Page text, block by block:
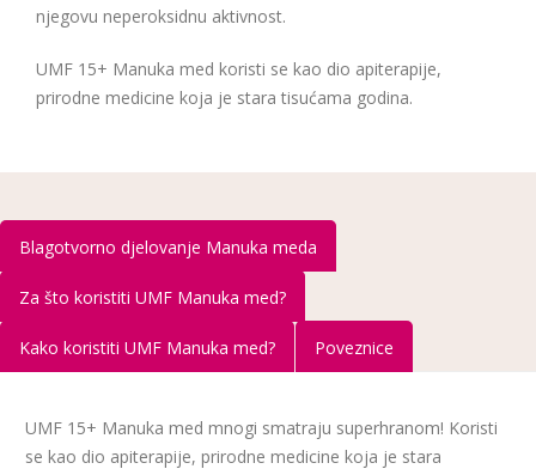
njegovu neperoksidnu aktivnost.
UMF 15+ Manuka med koristi se kao dio apiterapije,
prirodne medicine koja je stara tisućama godina.
Blagotvorno djelovanje Manuka meda
Za što koristiti UMF Manuka med?
Kako koristiti UMF Manuka med? Poveznice
UMF 15+ Manuka med mnogi smatraju superhranom! Koristi
se kao dio apiterapije, prirodne medicine koja je stara